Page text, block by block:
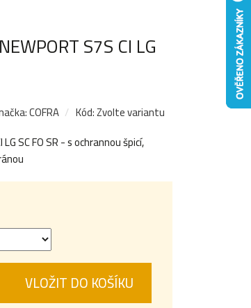
S7S CI LG
COFRA Kód:Zvolte variantu
LG SC FO SR - s ochrannou špicí,
VLOŽIT DO KOŠÍKU